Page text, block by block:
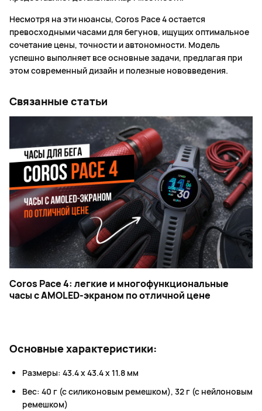
Несмотря на эти нюансы, Coros Pace 4 остается
превосходными часами для бегунов, ищущих оптимальное
сочетание цены, точности и автономности. Модель
успешно выполняет все основные задачи, предлагая при
этом современный дизайн и полезные нововведения.
Связанные статьи
Coros Pace 4: легкие и многофункциональные
часы с AMOLED-экраном по отличной цене
Основные характеристики:
Размеры: 43.4 x 43.4 x 11.8 мм
Вес: 40 г (с силиконовым ремешком), 32 г (с нейлоновым
ремешком)